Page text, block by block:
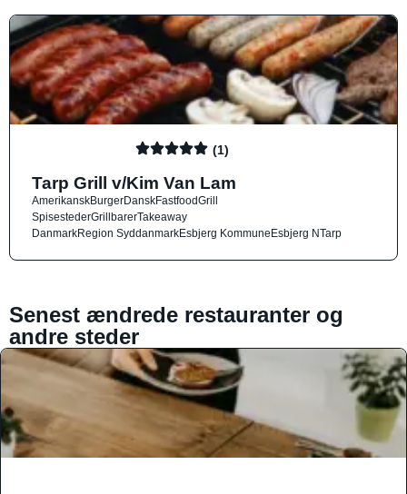
(1)
Tarp Grill v/Kim Van Lam
AmerikanskBurgerDanskFastfoodGrill
SpisestederGrillbarerTakeaway
DanmarkRegion SyddanmarkEsbjerg KommuneEsbjerg NTarp
Senest ændrede restauranter og
andre steder